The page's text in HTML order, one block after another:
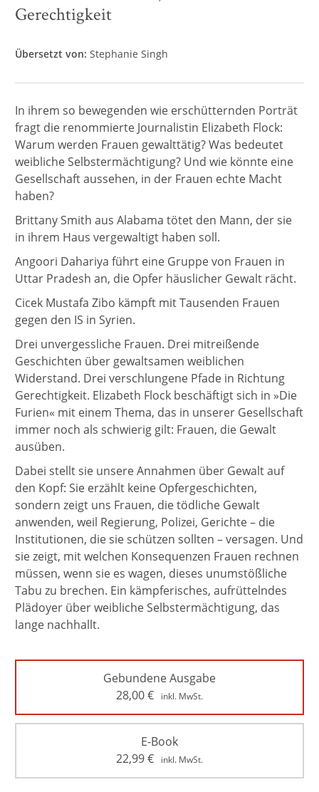
Gerechtigkeit
Übersetzt von: Stephanie Singh
In ihrem so bewegenden wie erschütternden Porträt
fragt die renommierte Journalistin Elizabeth Flock:
Warum werden Frauen gewalttätig? Was bedeutet
weibliche Selbstermächtigung? Und wie könnte eine
Gesellschaft aussehen, in der Frauen echte Macht
haben?
Brittany Smith aus Alabama tötet den Mann, der sie
in ihrem Haus vergewaltigt haben soll.
Angoori Dahariya führt eine Gruppe von Frauen in
Uttar Pradesh an, die Opfer häuslicher Gewalt rächt.
Cicek Mustafa Zibo kämpft mit Tausenden Frauen
gegen den IS in Syrien.
Drei unvergessliche Frauen. Drei mitreißende
Geschichten über gewaltsamen weiblichen
Widerstand. Drei verschlungene Pfade in Richtung
Gerechtigkeit. Elizabeth Flock beschäftigt sich in »Die
Furien« mit einem Thema, das in unserer Gesellschaft
immer noch als schwierig gilt: Frauen, die Gewalt
ausüben.
Dabei stellt sie unsere Annahmen über Gewalt auf
den Kopf: Sie erzählt keine Opfergeschichten,
sondern zeigt uns Frauen, die tödliche Gewalt
anwenden, weil Regierung, Polizei, Gerichte – die
Institutionen, die sie schützen sollten – versagen. Und
sie zeigt, mit welchen Konsequenzen Frauen rechnen
müssen, wenn sie es wagen, dieses unumstößliche
Tabu zu brechen. Ein kämpferisches, aufrüttelndes
Plädoyer über weibliche Selbstermächtigung, das
lange nachhallt.
Gebundene Ausgabe
28,00€ inkl. MwSt.
E-Book
22,99€ inkl. MwSt.